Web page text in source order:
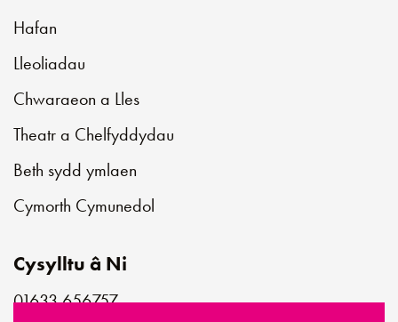
Hafan
Lleoliadau
Chwaraeon a Lles
Theatr a Chelfyddydau
Beth sydd ymlaen
Cymorth Cymunedol
Cysylltu â Ni
01633 656757